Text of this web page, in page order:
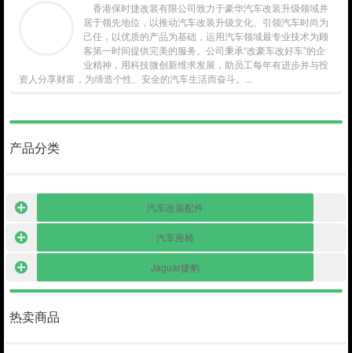
香港保时捷改装有限公司致力于豪华汽车改装升级领域并
居于领先地位，以推动汽车改装升级文化、引领汽车时尚为
己任，以优质的产品为基础，运用汽车领域最专业技术为顾
客第一时间提供完美的服务。公司秉承“改豪车改好车”的企
业精神，用科技微创新维求发展，助员工每年有进步并与投
资人分享财富，为缔造个性、安全的汽车生活而奋斗。...
产品分类
汽车改装配件
汽车座椅
Jaguar捷豹
热卖商品